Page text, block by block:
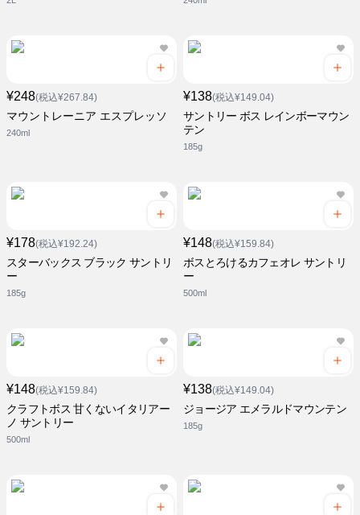
¥248(税込¥267.84)
マウントレーニア エスプレッソ
240ml
¥138(税込¥149.04)
サントリー ボス レインボーマウン
テン
185g
¥178(税込¥192.24)
スターバックス ブラック サントリ
ー
185g
¥148(税込¥159.84)
ボスとろけるカフェオレ サントリ
ー
500ml
¥148(税込¥159.84)
クラフトボス 甘くないイタリアー
ノ サントリー
500ml
¥138(税込¥149.04)
ジョージア エメラルドマウンテン
185g